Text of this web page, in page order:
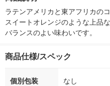
ラテンアメリカと東アフリカの
スイートオレンジのような上品
バランスのよい味わいです。
商品仕様/スペック
個別包装 なし